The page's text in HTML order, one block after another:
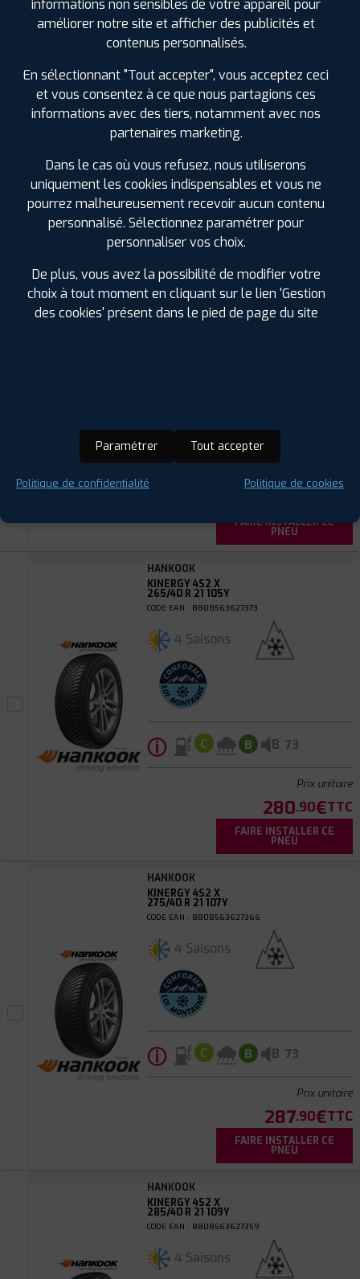
4 Saisons
ⓘ C
Prix unitaire
252.90€
PNEU
KINERGY 4S2 X
275/40 R 22 107Y
CODE EAN : 8808563627403
ⓘ C B B
FAIRE INSTALLER CE
PNEU
HANKOOK
KINERGY 4S2 X
265/40 R 21 105Y
CODE EAN : 8808563627373
4 Saisons
ⓘ C B B 73
Prix unitaire
280.90€TTC
FAIRE INSTALLER CE
PNEU
HANKOOK
KINERGY 4S2 X
275/40 R 21 107Y
CODE EAN : 8808563627366
4 Saisons
ⓘ C B B 73
Prix unitaire
287.90€TTC
FAIRE INSTALLER CE
PNEU
HANKOOK
KINERGY 4S2 X
285/40 R 21 109Y
CODE EAN : 8808563627359
4 Saisons
informations non sensibles de votre appareil pour
améliorer notre site et afficher des publicités et
contenus personnalisés.
En sélectionnant "Tout accepter", vous acceptez ceci
et vous consentez à ce que nous partagions ces
informations avec des tiers, notamment avec nos
partenaires marketing.
Dans le cas où vous refusez, nous utiliserons
uniquement les cookies indispensables et vous ne
pourrez malheureusement recevoir aucun contenu
personnalisé. Sélectionnez paramétrer pour
personnaliser vos choix.
De plus, vous avez la possibilité de modifier votre
choix à tout moment en cliquant sur le lien 'Gestion
des cookies' présent dans le pied de page du site
Paramétrer Tout accepter
Politique de confidentialité Politique de cookies